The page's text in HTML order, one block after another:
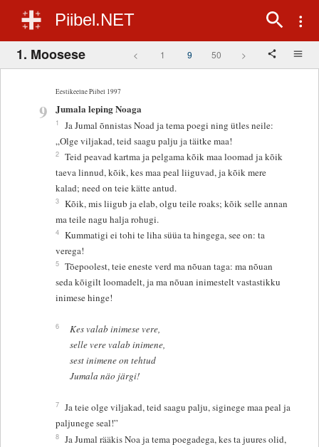
Piibel.NET
1. Moosese < 1 9 50 >
Eestikeelne Piibel 1997
9 Jumala leping Noaga
1
Ja Jumal õnnistas Noad ja tema poegi ning ütles neile:
„Olge viljakad, teid saagu palju ja täitke maa!
2 Teid peavad kartma ja pelgama kõik maa loomad ja kõik
taeva linnud, kõik, kes maa peal liiguvad, ja kõik mere
kalad; need on teie kätte antud.
3 Kõik, mis liigub ja elab, olgu teile roaks; kõik selle annan
ma teile nagu halja rohugi.
4 Kummatigi ei tohi te liha süüa ta hingega, see on: ta
verega!
5 Tõepoolest, teie eneste verd ma nõuan taga: ma nõuan
seda kõigilt loomadelt, ja ma nõuan inimestelt vastastikku
inimese hinge!
6
Kes valab inimese vere,
selle vere valab inimene,
sest inimene on tehtud
Jumala näo järgi!
7 Ja teie olge viljakad, teid saagu palju, siginege maa peal ja
paljunege seal!”
8 Ja Jumal rääkis Noa ja tema poegadega, kes ta juures olid,